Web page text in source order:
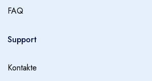
FAQ
Support
Kontakte